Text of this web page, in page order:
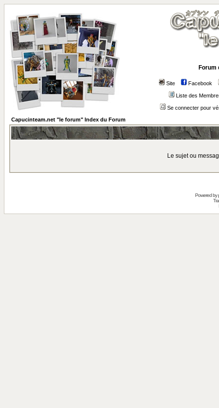
Forum
Site Facebook
Liste des
Se connecter pour
Capucinteam.net "le forum" Index du Forum
Le sujet ou
Powered by